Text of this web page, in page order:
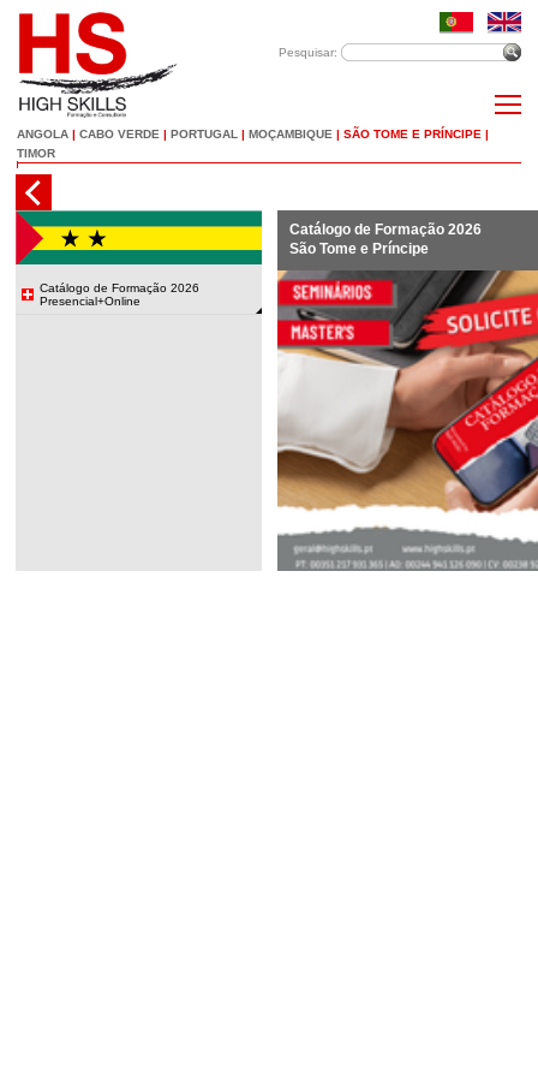
Pesquisar:
ANGOLA | CABO VERDE | PORTUGAL | MOÇAMBIQUE | SÃO TOME E PRÍNCIPE |
TIMOR
Catálogo de Formação 2026
Presencial+Online
Catálogo de Formação 2026
São Tome e Príncipe